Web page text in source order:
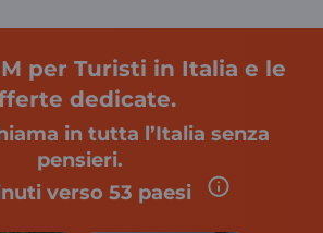
per Turisti in Italia e le
dedicate.
in tutta l’Italia senza
pensieri.
verso 53 paesi